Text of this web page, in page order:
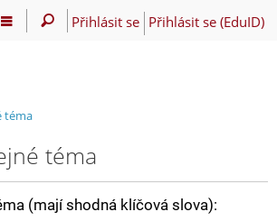
Přihlásit se Přihlásit se (EduID)
téma
téma
(mají shodná klíčová slova):